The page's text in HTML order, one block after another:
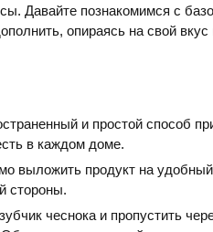
Давайте познакомимся с
опираясь на свой
и простой способ
в каждом доме.
выложить продукт на
стороны.
чеснока и пропустить